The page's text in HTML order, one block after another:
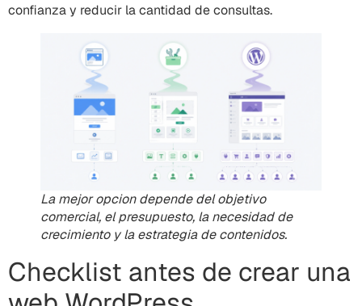
confianza y reducir la cantidad de consultas.
La mejor opcion depende del objetivo
comercial, el presupuesto, la necesidad de
crecimiento y la estrategia de contenidos.
Checklist antes de crear una